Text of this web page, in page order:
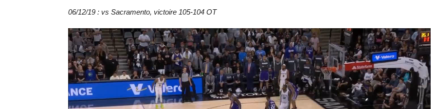
06/12/19 : vs Sacramento, victoire 105-104 OT